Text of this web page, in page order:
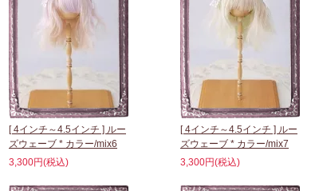
[ 4インチ～4.5インチ ] ルー
ズウェーブ * カラー/mix6
3,300円(税込)
[ 4インチ～4.5インチ ] ルー
ズウェーブ * カラー/mix7
3,300円(税込)